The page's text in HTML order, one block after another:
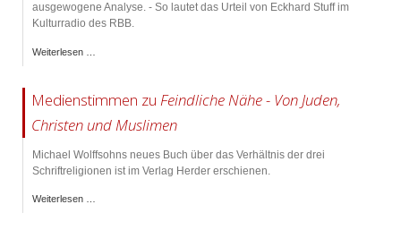
ausgewogene Analyse. - So lautet das Urteil von Eckhard Stuff im
Kulturradio des RBB.
Weiterlesen …
Medienstimmen zu Feindliche Nähe - Von Juden,
Christen und Muslimen
Michael Wolffsohns neues Buch über das Verhältnis der drei
Schriftreligionen ist im Verlag Herder erschienen.
Weiterlesen …